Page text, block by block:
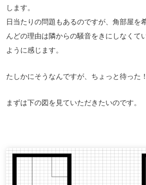
します。
日当たりの問題もあるのですが、角部屋を
んどの理由は隣からの騒音をきにしなくて
ように感じます。
たしかにそうなんですが、ちょっと待った！
まずは下の図を見ていただきたいのです。